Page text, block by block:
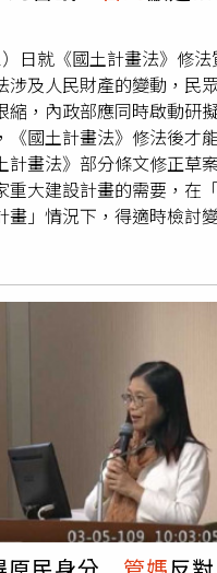
了」。
日就《國土計畫法》修
涉及人民財產的變動，民
縮，內政部應同時啟動研
《國土計畫法》修法後才
計畫法》部分條文修正草
重大建設計畫的需要，在
畫」情況下，得適時檢討
定，縣市國土計畫的擬訂
作業，從「2年」延長為
界指為「空白授權」，引
立委管碧玲說，內政部應
補償配套。（圖／取自管
《國土計畫法》只修第45
成共識，民進黨團版沒有
文沒有問題；她說，《國
未來執行地目編定時，必
，內政部應及早研擬補償
逐條審查《國土計畫法》
成審查送出委員會，盡全
提醒，未來執政團隊也要